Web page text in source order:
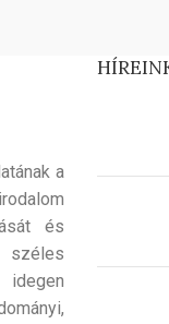
a
és
széles
idegen